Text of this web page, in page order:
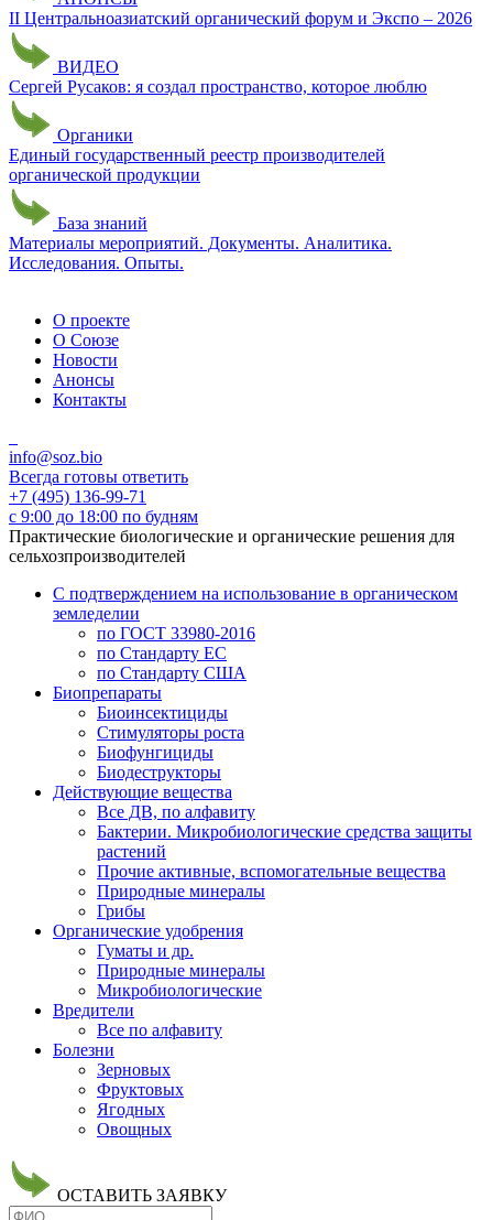
II Центральноазиатский органический форум и Экспо – 2026
ВИДЕО
Сергей Русаков: я создал пространство, которое люблю
Органики
Единый государственный реестр производителей
органической продукции
База знаний
Материалы мероприятий. Документы. Аналитика.
Исследования. Опыты.
О проекте
О Союзе
Новости
Анонсы
Контакты
info@soz.bio
Всегда готовы ответить
+7 (495) 136-99-71
с 9:00 до 18:00 по будням
Практические биологические и органические решения для
сельхозпроизводителей
С подтверждением на использование в органическом
земледелии
по ГОСТ 33980-2016
по Стандарту ЕС
по Стандарту США
Биопрепараты
Биоинсектициды
Стимуляторы роста
Биофунгициды
Биодеструкторы
Действующие вещества
Все ДВ, по алфавиту
Бактерии. Микробиологические средства защиты
растений
Прочие активные, вспомогательные вещества
Природные минералы
Грибы
Органические удобрения
Гуматы и др.
Природные минералы
Микробиологические
Вредители
Все по алфавиту
Болезни
Зерновых
Фруктовых
Ягодных
Овощных
ОСТАВИТЬ ЗАЯВКУ